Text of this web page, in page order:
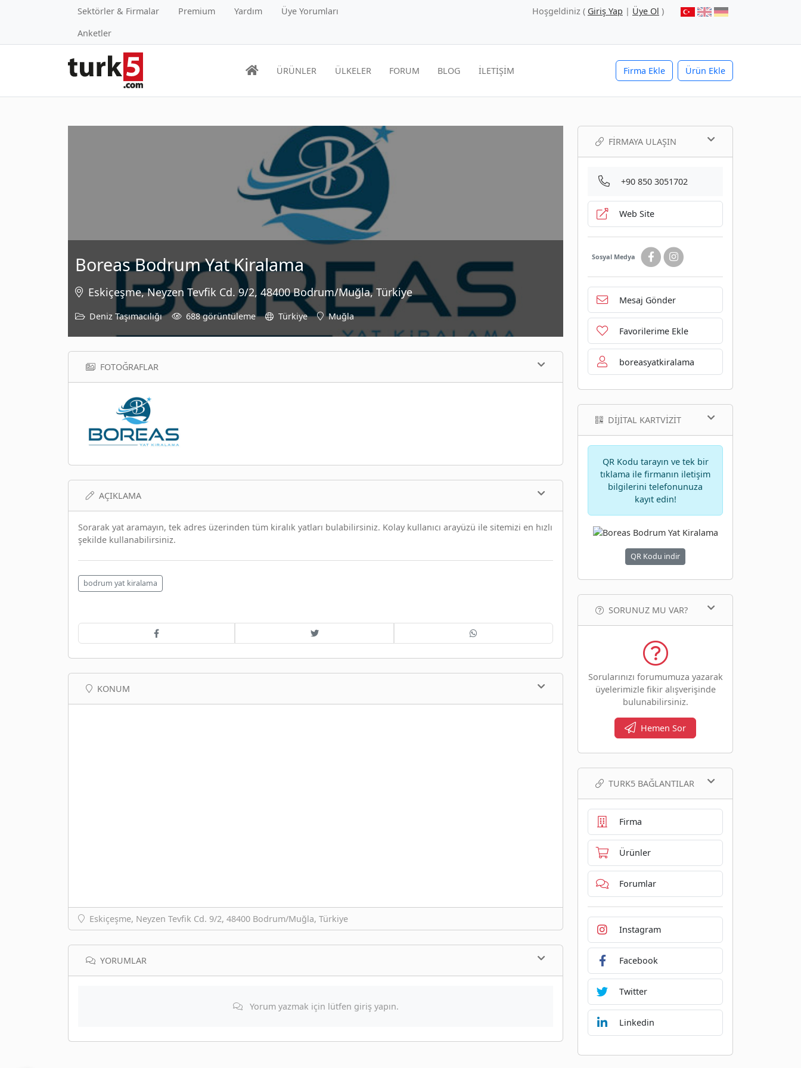
Sektörler & Firmalar Premium Yardım
Üye Yorumları
Anketler
Hoşgeldiniz ( Giriş Yap | Üye Ol )
Firma Ekle Ürün Ekle
ÜRÜNLER ÜLKELER FORUM BLOG İLETİŞİM
Boreas Bodrum Yat Kiralama
Eskiçeşme, Neyzen Tevfik Cd. 9/2, 48400 Bodrum/Muğla, Türkiye
Deniz Taşımacılığı 688 görüntüleme Türkiye Muğla
FOTOĞRAFLAR
AÇIKLAMA
Sorarak yat aramayın, tek adres üzerinden tüm kiralık yatları bulabilirsiniz. Kolay kullanıcı arayüzü ile sitemizi en hızlı
şekilde kullanabilirsiniz.
bodrum yat kiralama
KONUM
Eskiçeşme, Neyzen Tevfik Cd. 9/2, 48400 Bodrum/Muğla, Türkiye
YORUMLAR
Yorum yazmak için lütfen giriş yapın.
FIRMAYA ULAŞIN
+90 850 3051702
Web Site
Sosyal Medya
Mesaj Gönder
Favorilerime Ekle
boreasyatkiralama
DIJITAL KARTVIZIT
QR Kodu tarayın ve tek bir
tıklama ile firmanın iletişim
bilgilerini telefonunuza
kayıt edin!
QR Kodu indir
SORUNUZ MU VAR?
Sorularınızı forumumuza yazarak
üyelerimizle fikir alışverişinde
bulunabilirsiniz.
Hemen Sor
TURK5 BAĞLANTILAR
Firma
Ürünler
Forumlar
Instagram
Facebook
Twitter
Linkedin